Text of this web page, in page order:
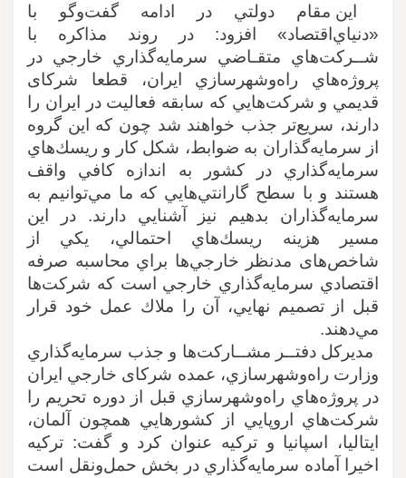
اين مقام دولتي در ادامه گفت‌وگو با
«دنياي‌اقتصاد» افزود: در روند مذاكره با
شــركت‌هاي متقـاضي سرمايه‌گذاري خارجي در
پروژه‌هاي راه‌و‌شهرسازي ايران، قطعا شركای
قديمي و شركت‌هايي كه سابقه فعاليت در ايران را
دارند، سريع‌تر جذب خواهند شد چون كه اين گروه
از سرمايه‌گذاران به ضوابط، شكل كار و ريسك‌هاي
سرمايه‌گذاري در كشور به اندازه كافي واقف
هستند و با سطح گارانتي‌هايي كه ما مي‌توانيم به
سرمايه‌گذاران بدهيم نيز آشنايي دارند. در اين
مسير هزينه ريسك‌هاي احتمالي، يكي از
شاخص‌های مدنظر خارجي‌ها براي محاسبه صرفه
اقتصادي سرمايه‌گذاري خارجي است كه شركت‌ها
قبل از تصميم نهايي، آن را ملاك عمل خود قرار
مي‌دهند.
مديركل دفتــر مشــاركت‌ها و جذب سرمايه‌گذاري
وزارت راه‌و‌شهرسازي، عمده شركای خارجي ايران
در پروژه‌هاي راه‌و‌شهرسازي قبل از دوره تحريم را
شركت‌هاي اروپايي از كشورهايي همچون آلمان،
ايتاليا، اسپانيا و تركيه عنوان كرد و گفت: تركيه
اخيرا آماده سرمايه‌گذاري در بخش حمل‌و‌نقل است